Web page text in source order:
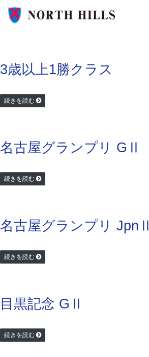
3歳以上1勝クラス
続きを読む
名古屋グランプリ GⅡ
続きを読む
名古屋グランプリ JpnⅡ
続きを読む
目黒記念 GⅡ
続きを読む